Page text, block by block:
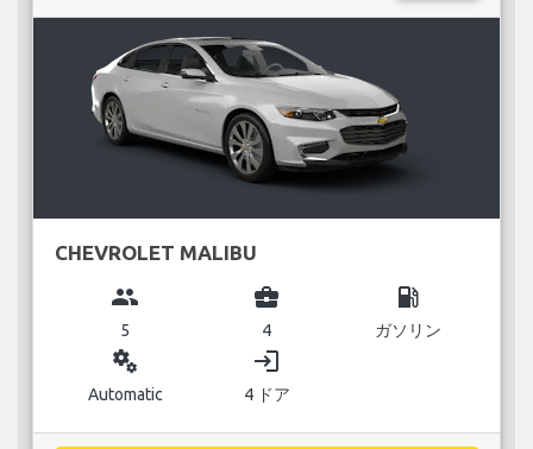
CHEVROLET MALIBU
group
5
business_center
4
local_gas_station
ガソリン
miscellaneous_services
Automatic
login
4 ドア